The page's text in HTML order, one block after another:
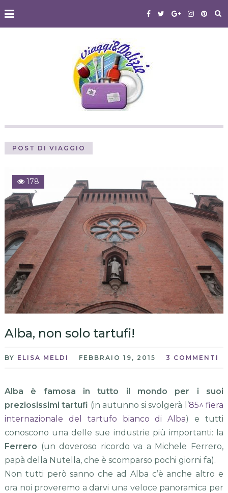
POST DI VIAGGIO
178
Alba, non solo tartufi!
BY ELISA MELDI FEBBRAIO 19, 2015 3 COMMENTI
Alba è famosa in tutto il mondo per i suoi
preziosissimi tartufi (in autunno si svolgerà l’85^ fiera
internazionale del tartufo bianco di Alba) e tutti
conoscono una delle sue industrie più importanti: la
Ferrero (un doveroso ricordo va a Michele Ferrero,
papà della Nutella, che è scomparso pochi giorni fa).
Non tutti però sanno che ad Alba c’è anche altro e
ora noi proveremo a darvi una veloce panoramica per